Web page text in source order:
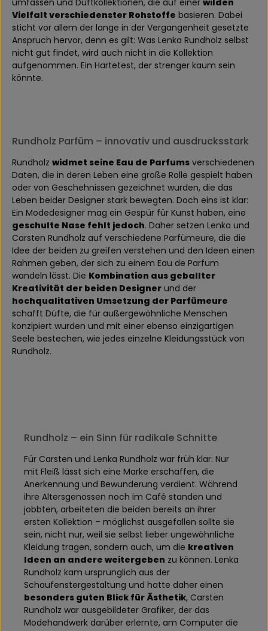
Vielfalt verschiedenster Rohstoffe basieren. Dabei
sticht vor allem der lange in der Vergangenheit gesetzte
Anspruch hervor, denn es gilt: Was Lenka Rundholz selbst
nicht gut findet, wird auch nicht in die Kollektion
aufgenommen. Ein Härtetest, der strenger kaum sein
könnte.
Rundholz Parfüm – innovativ und ausdrucksstark
Rundholz widmet seine Eau de Parfums verschiedenen
Daten, die in deren Leben eine große Rolle gespielt haben
oder von Geschehnissen gezeichnet wurden, die das
Leben beider Designer stark bewegten. Doch eins ist klar:
Ein Modedesigner mag ein Gespür für Kunst haben, eine
geschulte Nase fehlt jedoch. Daher setzen Lenka und
Carsten Rundholz auf verschiedene Parfümeure, die die
Idee der beiden zu greifen verstehen und den Ideen einen
Rahmen geben, der sich zu einem Eau de Parfum
wandeln lässt. Die Kombination aus geballter
Kreativität der beiden Designer und der
hochqualitativen Umsetzung der Parfümeure
schafft Düfte, die für außergewöhnliche Menschen
konzipiert wurden und mit einer ebenso einzigartigen
Seele bestechen, wie jedes einzelne Kleidungsstück von
Rundholz.
Rundholz – ein Sinn für radikale Schnitte
Für Carsten und Lenka Rundholz war früh klar: Nur
mit Fleiß lässt sich eine Marke erschaffen, die
Anerkennung und Bewunderung verdient. Während
ihre Altersgenossen noch im Café standen und
jobbten, arbeiteten die beiden bereits an ihrer
ersten Kollektion – möglichst ausgefallen sollte sie
sein, nicht nur, weil sie selbst lieber ungewöhnliche
Kleidung tragen, sondern auch, um die kreativen
Ideen an andere weitergeben zu können. Lenka
Rundholz kam ursprünglich aus der
Schaufenstergestaltung und hatte daher einen
besonders guten Blick für Ästhetik, Carsten
Rundholz war ausgebildeter Grafiker, der das
Modehandwerk darüber erlernte, am Computer die